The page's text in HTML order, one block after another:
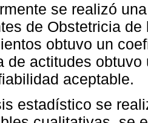
se realizó
de Obstetricia
obtuvo un
de actitudes
aceptable.
estadístico se